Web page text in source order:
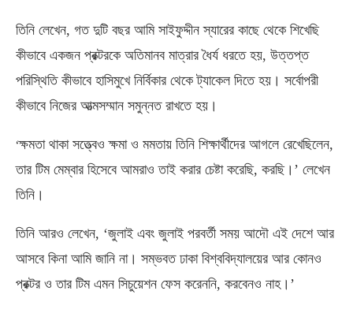
তিনি লেখেন, গত দুটি বছর আমি সাইফুদ্দীন স্যারের কাছে থেকে শিখেছি
কীভাবে একজন প্রক্টরকে অতিমানব মাত্রার ধৈর্য ধরতে হয়, উত্তপ্ত
পরিস্থিতি কীভাবে হাসিমুখে নির্বিকার থেকে ট্যাকেল দিতে হয়। সর্বোপরী
কীভাবে নিজের আত্মসম্মান সমুন্নত রাখতে হয়।
‘ক্ষমতা থাকা সত্ত্বেও ক্ষমা ও মমতায় তিনি শিক্ষার্থীদের আগলে রেখেছিলেন,
তার টিম মেম্বার হিসেবে আমরাও তাই করার চেষ্টা করেছি, করছি।’ লেখেন
তিনি।
তিনি আরও লেখেন, ‘জুলাই এবং জুলাই পরবর্তী সময় আদৌ এই দেশে আর
আসবে কিনা আমি জানি না। সম্ভবত ঢাকা বিশ্ববিদ্যালয়ের আর কোনও
প্রক্টর ও তার টিম এমন সিচুয়েশন ফেস করেননি, করবেনও নাহ।’